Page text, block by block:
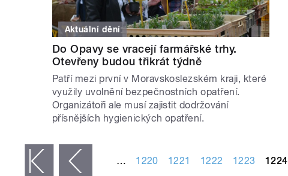
Aktuální dění
Do Opavy se vracejí farmářské trhy.
Otevřeny budou třikrát týdně
Patří mezi první v Moravskoslezském kraji, které
využily uvolnění bezpečnostních opatření.
Organizátoři ale musí zajistit dodržování
přísnějších hygienických opatření.
‹ předchozí … 1220 1221 1222 1223 1224